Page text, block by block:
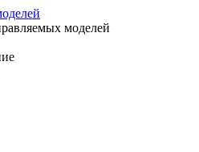
моделей